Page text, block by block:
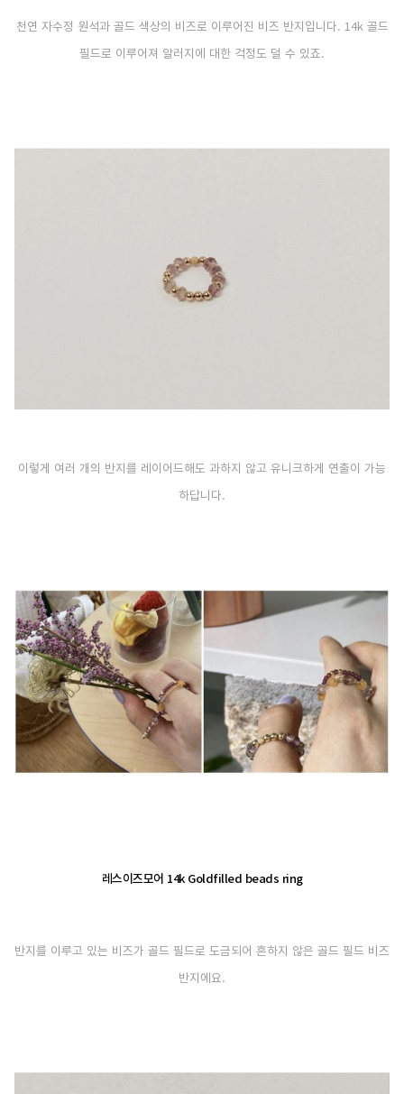
천연 자수정 원석과 골드 색상의 비즈로 이루어진 비즈 반지입니다. 14k 골드
필드로 이루어져 알러지에 대한 걱정도 덜 수 있죠.
이렇게 여러 개의 반지를 레이어드해도 과하지 않고 유니크하게 연출이 가능
하답니다.
레스이즈모어 14k Goldfilled beads ring
반지를 이루고 있는 비즈가 골드 필드로 도금되어 흔하지 않은 골드 필드 비즈
반지에요.